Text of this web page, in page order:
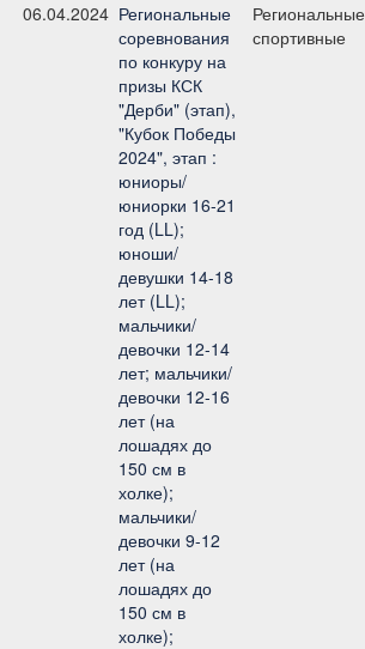
06.04.2024 Региональные
соревнования
по конкуру на
призы КСК
"Дерби" (этап),
"Кубок Победы
2024", этап :
юниоры/
юниорки 16-21
год (LL);
юноши/
девушки 14-18
лет (LL);
мальчики/
девочки 12-14
лет; мальчики/
девочки 12-16
лет (на
лошадях до
150 см в
холке);
мальчики/
девочки 9-12
лет (на
лошадях до
150 см в
холке);
Региональные
спортивные